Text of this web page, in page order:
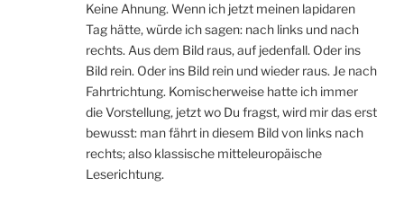
Keine Ahnung. Wenn ich jetzt meinen lapidaren
Tag hätte, würde ich sagen: nach links und nach
rechts. Aus dem Bild raus, auf jedenfall. Oder ins
Bild rein. Oder ins Bild rein und wieder raus. Je nach
Fahrtrichtung. Komischerweise hatte ich immer
die Vorstellung, jetzt wo Du fragst, wird mir das erst
bewusst: man fährt in diesem Bild von links nach
rechts; also klassische mitteleuropäische
Leserichtung.